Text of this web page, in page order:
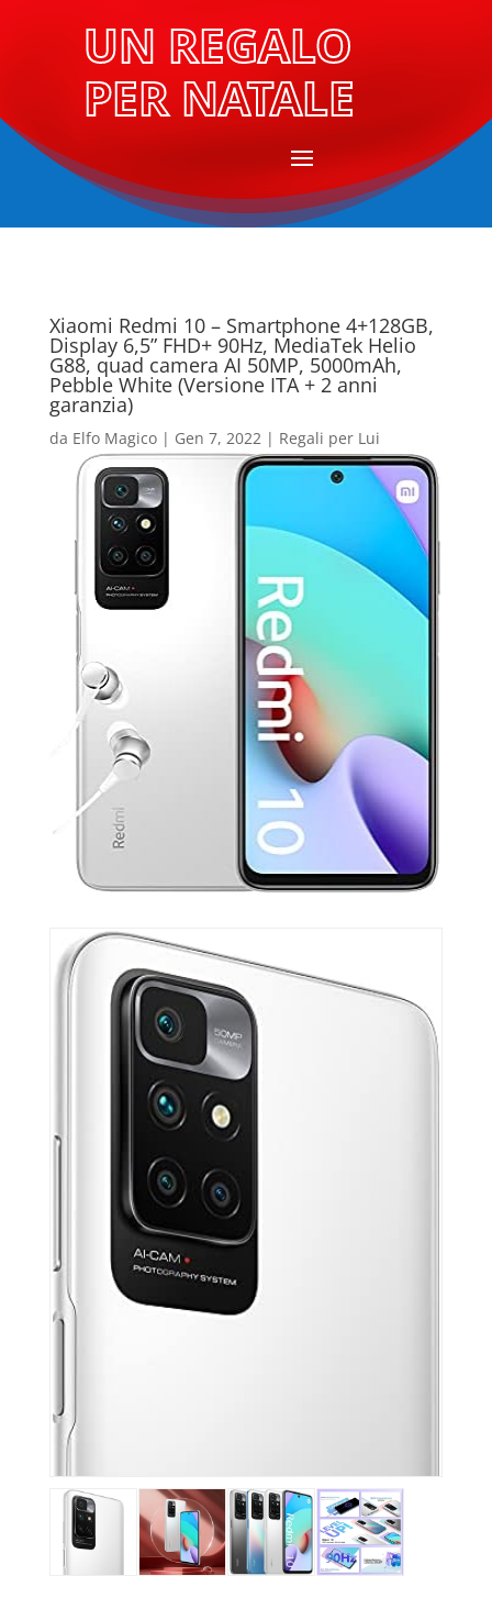
UN REGALO
PER NATALE
Xiaomi Redmi 10 – Smartphone 4+128GB,
Display 6,5” FHD+ 90Hz, MediaTek Helio
G88, quad camera AI 50MP, 5000mAh,
Pebble White (Versione ITA + 2 anni
garanzia)
da Elfo Magico| Gen 7, 2022| Regali per Lui